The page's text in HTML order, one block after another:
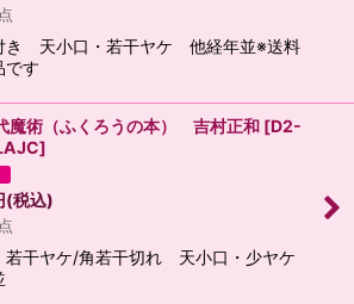
き 天小口・若干ヤケ 他経年並※送料
です
魔術（ふくろうの本） 吉村正和 [D2-
]
(税込)
若干ヤケ/角若干切れ 天小口・少ヤケ